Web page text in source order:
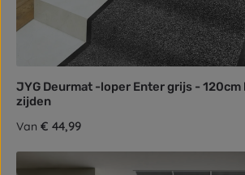
JYG Deurmat -loper Enter grijs - 120cm
zijden
Normale prijs:
Van € 44,99